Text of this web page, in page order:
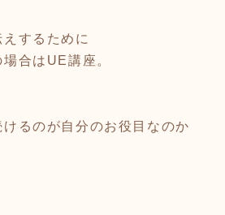
するために
合はUE講座。
るのが自分のお役目なのか